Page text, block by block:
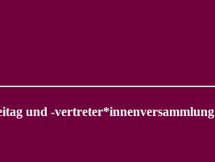
und -vertreter*innenversammlung